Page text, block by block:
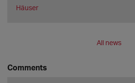
Häuser
All news
Comments